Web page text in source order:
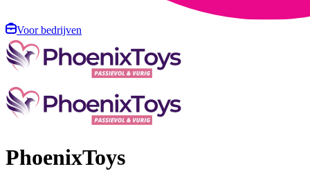
Voor bedrijven
PhoenixToys